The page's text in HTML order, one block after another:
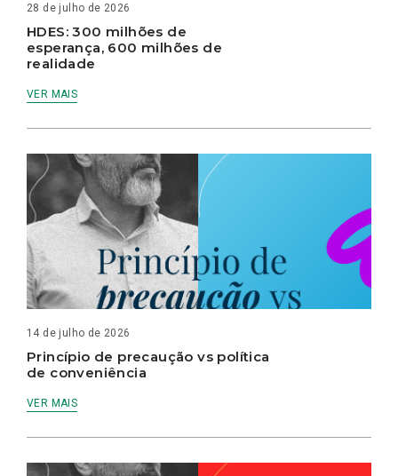
28 de julho de 2026
HDES: 300 milhões de
esperança, 600 milhões de
realidade
VER MAIS
14 de julho de 2026
Princípio de precaução vs política
de conveniência
VER MAIS